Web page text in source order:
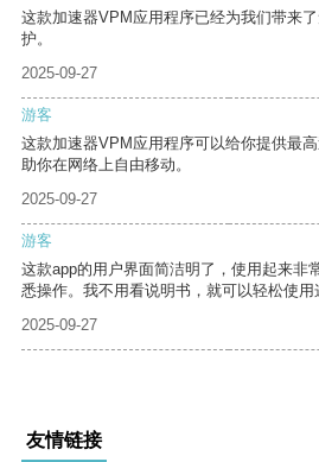
这款加速器VPM应用程序已经为我们带来
护。
2025-09-27
游客
这款加速器VPM应用程序可以给你提供最
助你在网络上自由移动。
2025-09-27
游客
这款app的用户界面简洁明了，使用起来非
悉操作。我不用看说明书，就可以轻松使用
2025-09-27
友情链接